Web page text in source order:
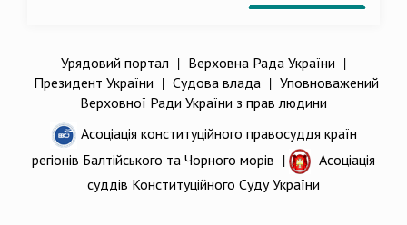
Урядовий портал | Верховна Рада України |
Президент України | Судова влада| Уповноважений
Верховної Ради України з прав людини
Асоціація конституційного правосуддя країн
регіонів Балтійського та Чорного морів |
Асоціація
суддів Конституційного Суду України